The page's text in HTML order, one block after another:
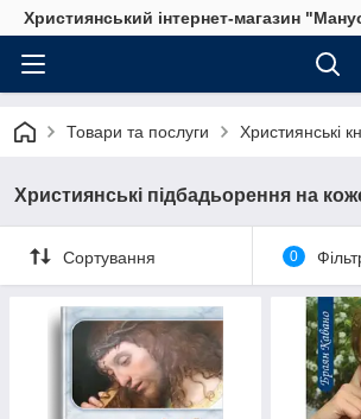
Християнський інтернет-магазин
Товари та послуги Християнські
Християнські підбадьорення на
Сортування 0